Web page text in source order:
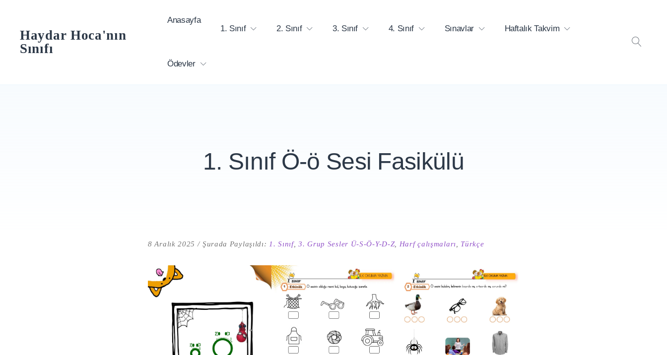
contentHaydar Hoca'nın
Sınıfı
Anasayfa
1. Sınıf
2. Sınıf 3. Sınıf 4. Sınıf Sınavlar Haftalık Takvim
Ödevler
1. Sınıf Ö-ö Sesi Fasikülü
8 Aralık 2025 Şurada Paylaşıldı: 1. Sınıf,3. Grup Sesler Ü-S-Ö-Y-D-Z, Harf çalışmaları Türkçe